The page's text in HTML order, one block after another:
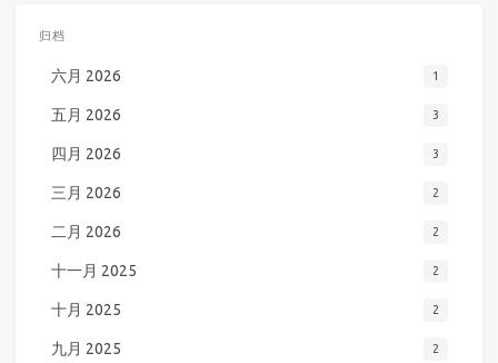
归档
六月 2026 1
五月 2026 3
四月 2026 3
三月 2026 2
二月 2026 2
十一月 2025 2
十月 2025 2
九月 2025 2